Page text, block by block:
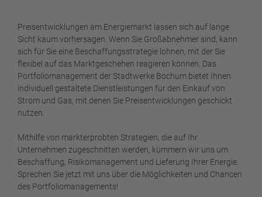
Preisentwicklungen am Energiemarkt lassen sich auf lange
Sicht kaum vorhersagen. Wenn Sie Großabnehmer sind, kann
sich für Sie eine Beschaffungsstrategie lohnen, mit der Sie
flexibel auf das Marktgeschehen reagieren können. Das
Portfoliomanagement der Stadtwerke Bochum bietet Ihnen
individuell gestaltete Dienstleistungen für den Einkauf von
Strom und Gas, mit denen Sie Preisentwicklungen geschickt
nutzen.
Mithilfe von markterprobten Strategien, die auf Ihr
Unternehmen zugeschnitten werden, kümmern wir uns um
Beschaffung, Risikomanagement und Lieferung Ihrer Energie.
Sprechen Sie jetzt mit uns über die Möglichkeiten und Chancen
des Portfoliomanagements!